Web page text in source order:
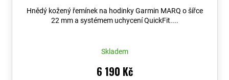
Hnědý kožený řemínek na hodinky Garmin MARQ o šířce
22 mm a systémem uchycení QuickFit....
Skladem
6 190 Kč